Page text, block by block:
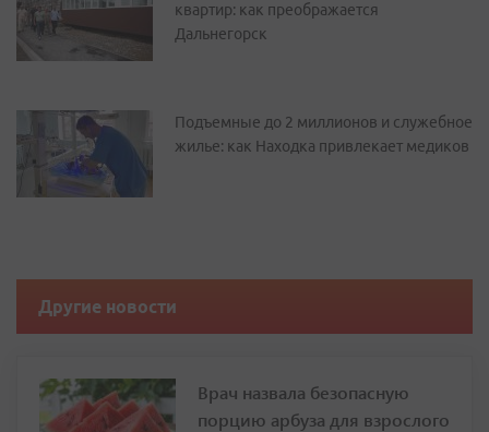
квартир: как преображается
Дальнегорск
Подъемные до 2 миллионов и служебное
жилье: как Находка привлекает медиков
Другие новости
Врач назвала безопасную
порцию арбуза для взрослого